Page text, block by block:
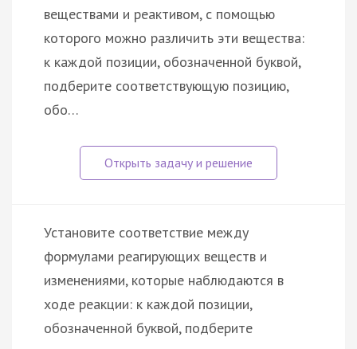
веществами и реактивом, с помощью
которого можно различить эти вещества:
к каждой позиции, обозначенной буквой,
подберите соответствующую позицию,
обо…
Установите соответствие между
формулами реагирующих веществ и
изменениями, которые наблюдаются в
ходе реакции: к каждой позиции,
обозначенной буквой, подберите